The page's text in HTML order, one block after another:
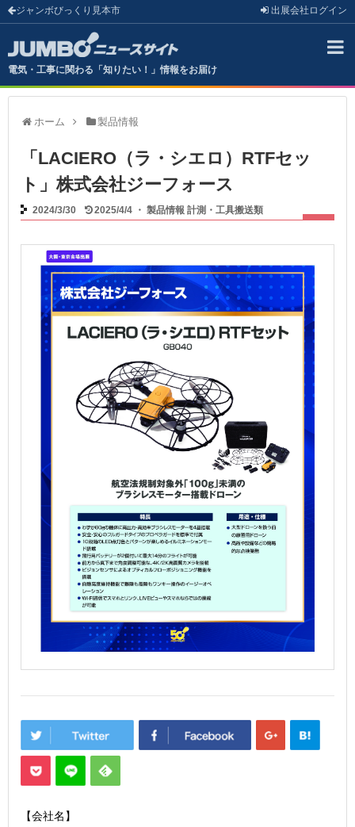
ジャンボびっくり見本市 出展会社 ログイン
電気・工事に関わる「知りたい！」情報をお届け
ホーム 製品情報
「LACIERO（ラ・シエロ）RTFセッ
ト」株式会社ジーフォース
2024/3/30 2025/4/4 ・製品情報 計測・工具搬送類
【会社名】